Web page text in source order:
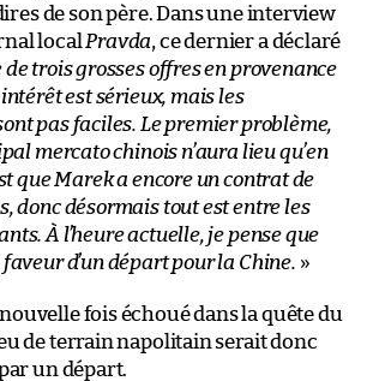
de son père. Dans une interview
local Pravda, ce dernier a déclaré
trois grosses offres en provenance
est sérieux, mais les
pas faciles. Le premier problème,
mercato chinois n’aura lieu qu’en
que Marek a encore un contrat de
donc désormais tout est entre les
À l’heure actuelle, je pense que
faveur d’un départ pour la Chine. »
fois échoué dans la quête du
de terrain napolitain serait donc
un départ.